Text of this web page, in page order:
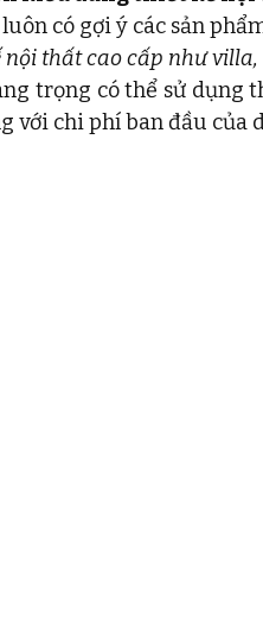
có gợi ý các sản
nội thất cao cấp như
trọng có thể sử dụng
với chi phí ban đầu của